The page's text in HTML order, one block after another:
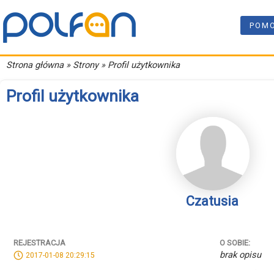
Strona główna» Strony » Profil użytkownika
Profil użytkownika
Czatusia
REJESTRACJA
2017-01-08 20:29:15
O SOBIE:
brak opisu